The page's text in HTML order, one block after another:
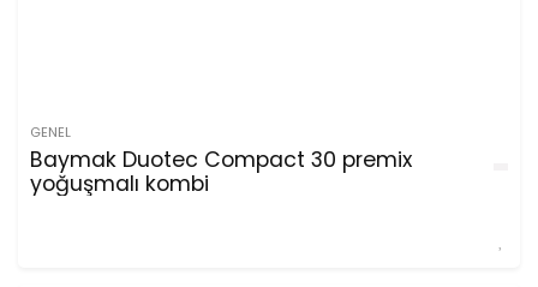
GENEL
Baymak Duotec Compact 30 premix
yoğuşmalı kombi